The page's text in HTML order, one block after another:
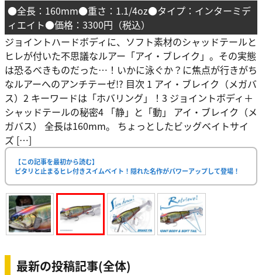
●全長：160mm●重さ：1.1/4oz●タイプ：インターミデ
ィエイト●価格：3300円（税込）
ジョイントハードボディに、ソフト素材のシャッドテールと
ヒレが付いた不思議なルアー「アイ・ブレイク」。その実態
は恐るべきものだった…！いかに泳ぐか？に焦点が行きがち
なルアーへのアンチテーゼ!? 目次 1 アイ・ブレイク（メガバ
ス）2 キーワードは「ホバリング」！3 ジョイントボディ＋
シャッドテールの秘密4 「静」と「動」 アイ・ブレイク（メ
ガバス） 全長は160mm。 ちょっとしたビッグベイトサイ
ズ […]
【この記事を最初から読む】
ピタリと止まるヒレ付きスイムベイト！隠れた名作がパワーアップして登場！
最新の投稿記事(全体)